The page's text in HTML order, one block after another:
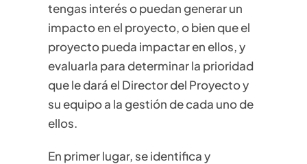
tengas interés o puedan generar un
impacto en el proyecto, o bien que el
proyecto pueda impactar en ellos, y
evaluarla para determinar la prioridad
que le dará el Director del Proyecto y
su equipo a la gestión de cada uno de
ellos.
En primer lugar, se identifica y